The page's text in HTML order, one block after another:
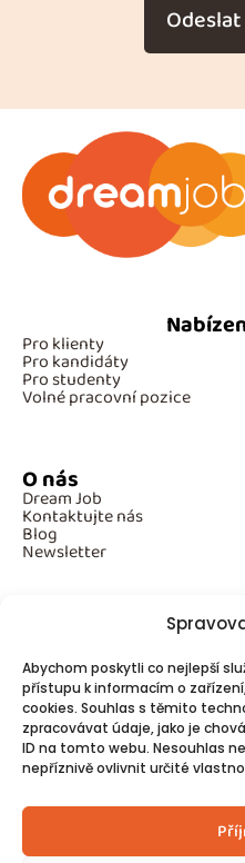
Abychom poskytli co nejlepší
přístupu k informacím o
cookies. Souhlas s těmito
zpracovávat údaje, jako je
ID na tomto webu. Nesouhlas
nepříznivě ovlivnit určité
Pro klienty
Pro kandidáty
Pro studenty
Volné pracovní pozice
O nás
Dream Job
Kontaktujte nás
Blog
Newsletter
Povinné informace
GDPR
Cookies
Spojte